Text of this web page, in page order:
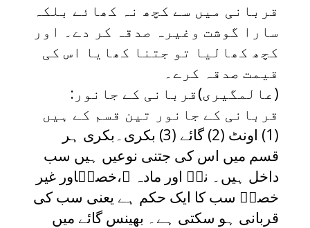
قربانی میں سے کچھ نہ کھائے بلکہ
سارا گوشت وغیرہ صدقہ کر دے۔ اور
کچھ کھالیا تو جتنا کھایا اس کی
قیمت صدقہ کرے۔
(عالمگیری)قربانی کے جانور:
قربانی کے جانور تین قسم کے ہیں
(1) اونٹ (2) گائے (3) بکری۔بکری ہر
قسم میں اس کی جتنی نوعیں ہیں سب
داخل ہیں۔ نرؔ اور مادہ ؔ،خصیؔاور غیر
خصیؔ سب کا ایک حکم ہے یعنی سب کی
قربانی ہو سکتی ہے۔ بھینس گائے میں